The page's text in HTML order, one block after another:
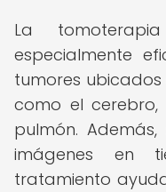
La
especialmente
tumores
como el
pulmón.
imágenes en
tratamiento